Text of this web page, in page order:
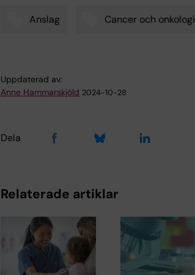
Anslag Cancer och onkologi
Uppdaterad av:
Anne Hammarskjöld 2024-10-28
Dela
Relaterade artiklar